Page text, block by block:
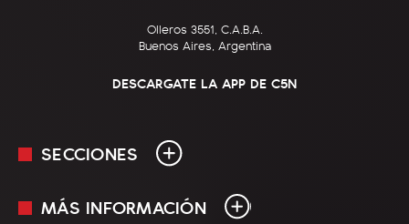
Olleros 3551, C.A.B.A.
Buenos Aires, Argentina
DESCARGATE LA APP DE C5N
SECCIONES
En Vivo
MÁS INFORMACIÓN